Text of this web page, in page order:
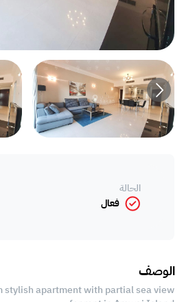
الحالة
فعال
الوصف
stylish apartment with partial sea view